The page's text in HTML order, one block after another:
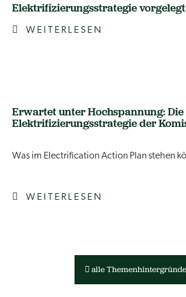
Elektrifizierungsstrategie vorgelegt
WEITERLESEN
Erwartet unter Hochspannung: Die
Elektrifizierungsstrategie der
Was im Electrification Action Plan stehen
WEITERLESEN
alle Themenhintergründe